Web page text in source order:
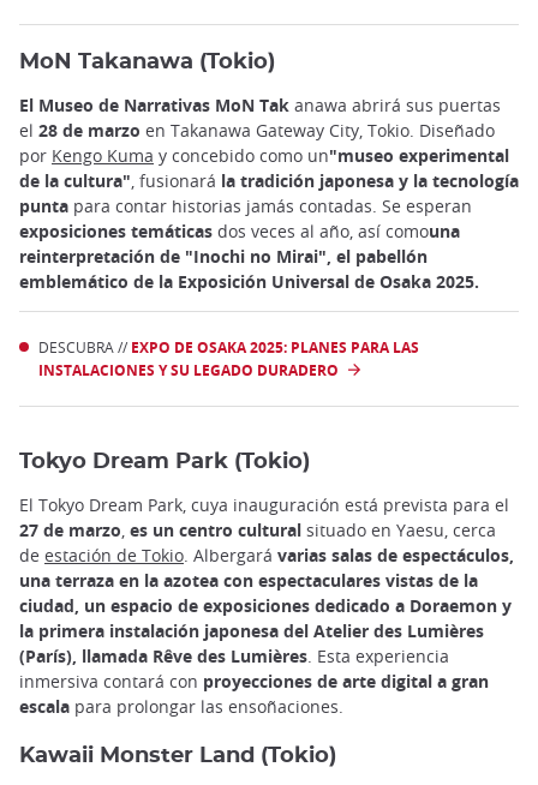
MoN Takanawa (Tokio)
El Museo de Narrativas MoN Tak anawa abrirá sus puertas
el 28 de marzo en Takanawa Gateway City, Tokio. Diseñado
por Kengo Kuma y concebido como un"museo experimental
de la cultura", fusionará la tradición japonesa y la tecnología
punta para contar historias jamás contadas. Se esperan
exposiciones temáticas dos veces al año, así comouna
reinterpretación de "Inochi no Mirai", el pabellón
emblemático de la Exposición Universal de Osaka 2025.
DESCUBRA // EXPO DE OSAKA 2025: PLANES PARA LAS
INSTALACIONES Y SU LEGADO DURADERO
Tokyo Dream Park (Tokio)
El Tokyo Dream Park, cuya inauguración está prevista para el
27 de marzo, es un centro cultural situado en Yaesu, cerca
de estación de Tokio. Albergará varias salas de espectáculos,
una terraza en la azotea con espectaculares vistas de la
ciudad, un espacio de exposiciones dedicado a Doraemon y
la primera instalación japonesa del Atelier des Lumières
(París), llamada Rêve des Lumières. Esta experiencia
inmersiva contará con proyecciones de arte digital a gran
escala para prolongar las ensoñaciones.
Kawaii Monster Land (Tokio)